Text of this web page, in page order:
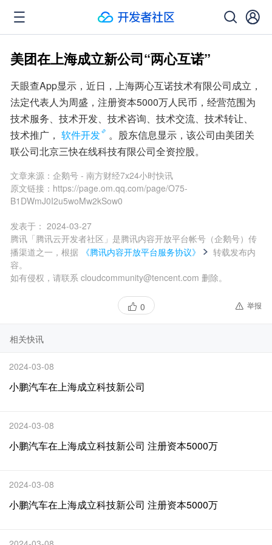
美团在上海成立新公司“两心互诺”
天眼查App显示，近日，上海两心互诺技术有限公司成立，
法定代表人为周盛，注册资本5000万人民币，经营范围为
技术服务、技术开发、技术咨询、技术交流、技术转让、
技术推广， 软件开发
。股东信息显示，该公司由美团关
联公司北京三快在线科技有限公司全资控股。
文章来源： 企鹅号 - 南方财经7x24小时快讯
原文链接： https://page.om.qq.com/page/O75-
B1DWmJ0I2u5woMw2kSow0
发表于： 2024-03-27
腾讯「腾讯云开发者社区」是腾讯内容开放平台帐号（企鹅号）传
播渠道之一，根据
《腾讯内容开放平台服务协议》
转载发布内
容。
如有侵权，请联系 cloudcommunity@tencent.com 删除。
0 举报
相关快讯
2024-03-08
小鹏汽车在上海成立科技新公司
2024-03-08
小鹏汽车在上海成立科技新公司 注册资本5000万
2024-03-08
小鹏汽车在上海成立科技新公司 注册资本5000万